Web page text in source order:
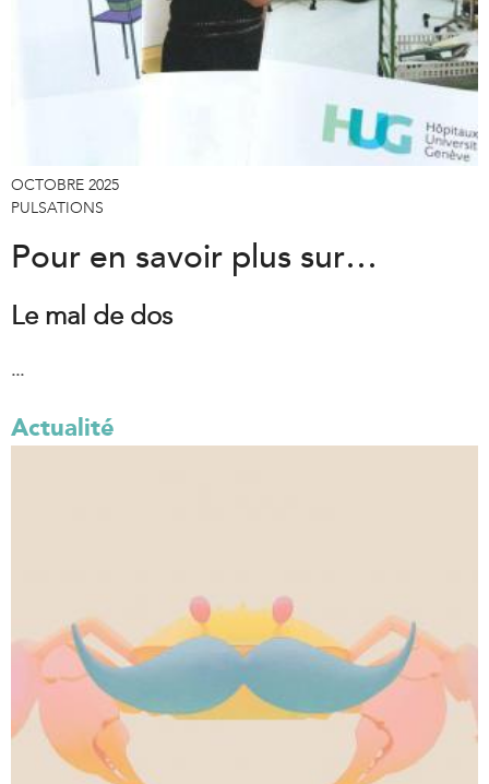
OCTOBRE 2025
PULSATIONS
Pour en savoir plus sur…
Le mal de dos
...
Actualité